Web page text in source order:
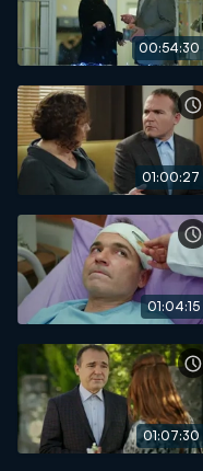
00:54:30
01:00:27
01:04:15
01:07:30